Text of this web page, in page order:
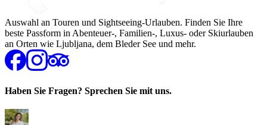
Auswahl an Touren und Sightseeing-Urlauben. Finden Sie Ihre
beste Passform in Abenteuer-, Familien-, Luxus- oder Skiurlauben
an Orten wie Ljubljana, dem Bleder See und mehr.
Haben Sie Fragen? Sprechen Sie mit uns.